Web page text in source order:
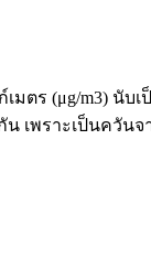
ตร (μg/m3)
น เพราะเป็นค